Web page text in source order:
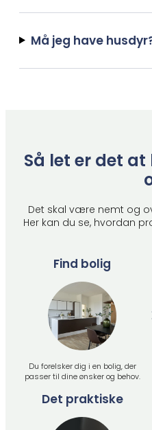
Må jeg have
Så let er det at
Det skal være nemt og
Her kan du se, hvordan
Find bolig
Du forelsker dig i en bolig, der
passer til dine ønsker og behov.
Det praktiske